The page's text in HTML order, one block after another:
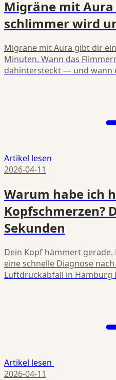
Migräne mit
schlimmer wird
Migräne mit Aura gibt dir
Minuten. Wann das
dahintersteckt — und wann
Artikel lesen
2026-04-11
Warum habe ich
Kopfschmerzen?
Sekunden
Dein Kopf hämmert
eine schnelle Diagnose
Luftdruckabfall in Hamburg
Artikel lesen
2026-04-11